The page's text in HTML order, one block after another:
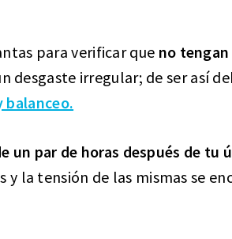
para verificar que no
desgaste irregular; de ser así
balanceo.
un par de horas después de tu
la tensión de las mismas se